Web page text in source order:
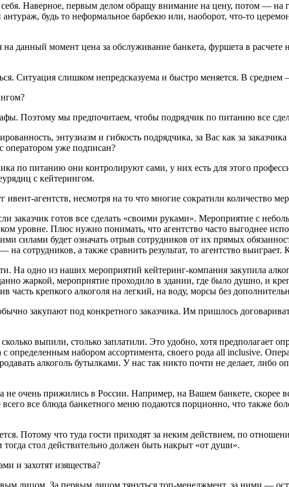
Наверное, первым делом обращу внимание на цену, потом — на
будь то неформальное барбекю или, наоборот, что-то
данный момент цена за обслуживание банкета, фуршета в
Ситуация слишком непредсказуема и быстро меняется. В
Поэтому мы предпочитаем, чтобы подрядчик по питанию все
энтузиазм и гибкость подрядчика, за Вас как за
оператором уже подписан?
по питанию они контролируют сами, у них есть для этого
с кейтерингом.
ивент-агентств, несмотря на то что многие сократили количество
заказчик готов все сделать «своими руками». Мероприятие с
уровне. Плюс нужно понимать, что агентство часто выгоднее
силами будет означать отрыв сотрудников от их прямых
сотрудников, а также сравнить результат, то агентство
На одно из наших мероприятий кейтеринг-компания закупила
жаркой, мероприятие проходило в здании, где было душно, и
часть крепкого алкоголя на легкий, на воду, морсы без
закупают под конкретного заказчика. Им пришлось
выпили, столько заплатили. Это удобно, хотя предполагает
с определенным набором ассортимента, своего рода all inclusive.
алкоголь бутылками. У нас так никто почти не делает, либо
очень прижились в России. Например, на Вашем банкете, скорее
все блюда банкетного меню подаются порционно, что также
Потому что туда гости приходят за неким действием, по
стол действительно должен быть накрыт «от души».
и захотят изящества?